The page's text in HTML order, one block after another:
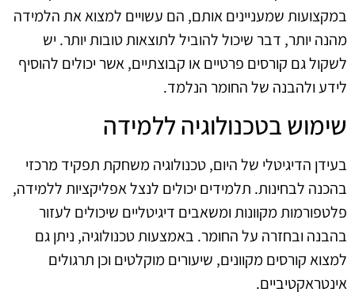
במקצועות שמעניינים אותם, הם עשויים למצוא את הלמידה
מהנה יותר, דבר שיכול להוביל לתוצאות טובות יותר. יש
לשקול גם קורסים פרטיים או קבוצתיים, אשר יכולים להוסיף
לידע ולהבנה של החומר הנלמד.
שימוש בטכנולוגיה ללמידה
בעידן הדיגיטלי של היום, טכנולוגיה משחקת תפקיד מרכזי
בהכנה לבחינות. תלמידים יכולים לנצל אפליקציות ללמידה,
פלטפורמות מקוונות ומשאבים דיגיטליים שיכולים לעזור
בהבנה ובחזרה על החומר. באמצעות טכנולוגיה, ניתן גם
למצוא קורסים מקוונים, שיעורים מוקלטים וכן תרגולים
אינטראקטיביים.